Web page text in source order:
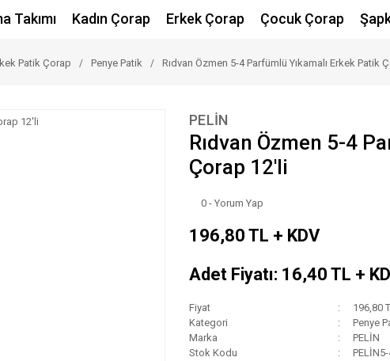
Takımı Kadın Çorap Erkek Çorap Çocuk Çorap
Patik Çorap Penye Patik Rıdvan Özmen 5-4 Parfümlü Yıkamalı Erkek Patik
PELİN
Rıdvan Özmen 5-4
Çorap 12'li
0 - Yorum Yap
196,80 TL + KDV
Adet Fiyatı: 16,40 TL +
Fiyat
196,80
Kategori
Penye
Marka
PELİN
Stok Kodu